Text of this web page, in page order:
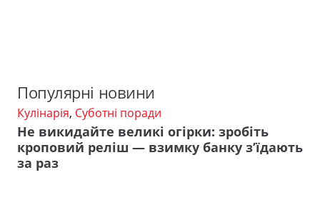
Популярні новини
Кулінарія, Суботні поради
Не викидайте великі огірки: зробіть
кроповий реліш — взимку банку з’їдають
за раз